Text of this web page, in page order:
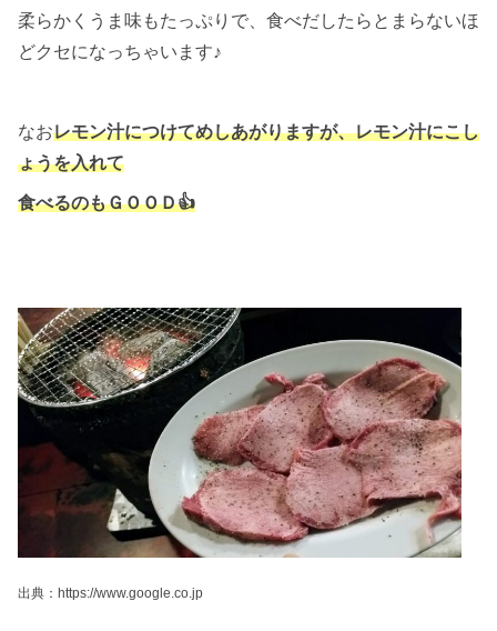
柔らかくうま味もたっぷりで、食べだしたらとまらないほ
どクセになっちゃいます♪
なおレモン汁につけてめしあがりますが、レモン汁にこし
ょうを入れて
食べるのもＧＯＯＤ👍
出典：https://www.google.co.jp